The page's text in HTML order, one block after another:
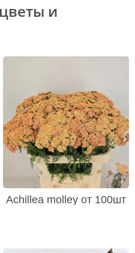
и
Achillea molley от 100шт